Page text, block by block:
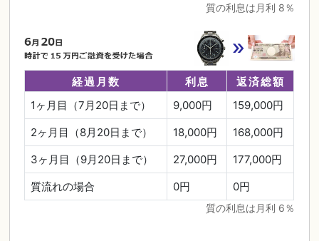
質の利息は月利 8％
経過月数 利息
返済総額
1ヶ月目（7月20日まで）
9,000円
159,000円
2ヶ月目（8月20日まで）
18,000円
168,000円
3ヶ月目（9月20日まで）
27,000円
177,000円
質流れの場合
0円 0円
質の利息は月利 6％